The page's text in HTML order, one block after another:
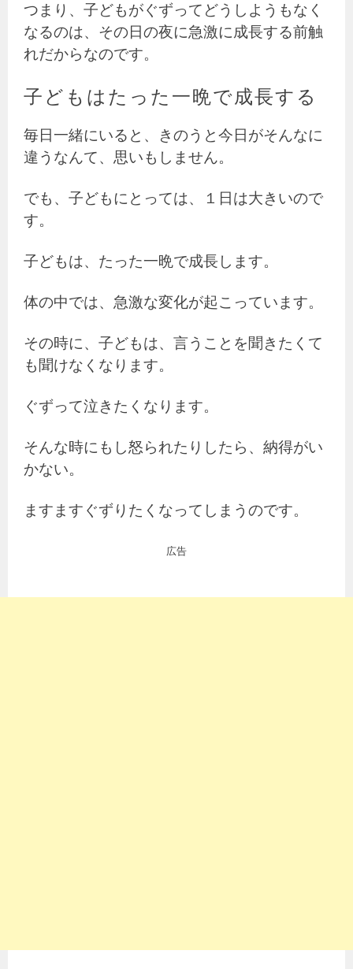
つまり、子どもがぐずってどうしようもなく
なるのは、その日の夜に急激に成長する前触
れだからなのです。
子どもはたった一晩で成長する
毎日一緒にいると、きのうと今日がそんなに
違うなんて、思いもしません。
でも、子どもにとっては、１日は大きいので
す。
子どもは、たった一晩で成長します。
体の中では、急激な変化が起こっています。
その時に、子どもは、言うことを聞きたくて
も聞けなくなります。
ぐずって泣きたくなります。
そんな時にもし怒られたりしたら、納得がい
かない。
ますますぐずりたくなってしまうのです。
広告